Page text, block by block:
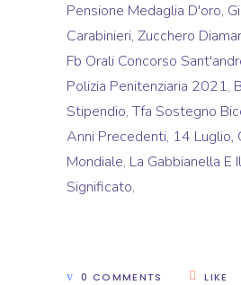
Pensione Medaglia D'oro,
Carabinieri, Zucchero
Fb Orali Concorso
Polizia Penitenziaria 2021,
Stipendio,Tfa Sostegno
Anni Precedenti, 14 Luglio,
Mondiale, La Gabbianella E
Significato,
0 COMMENTS
LIKE